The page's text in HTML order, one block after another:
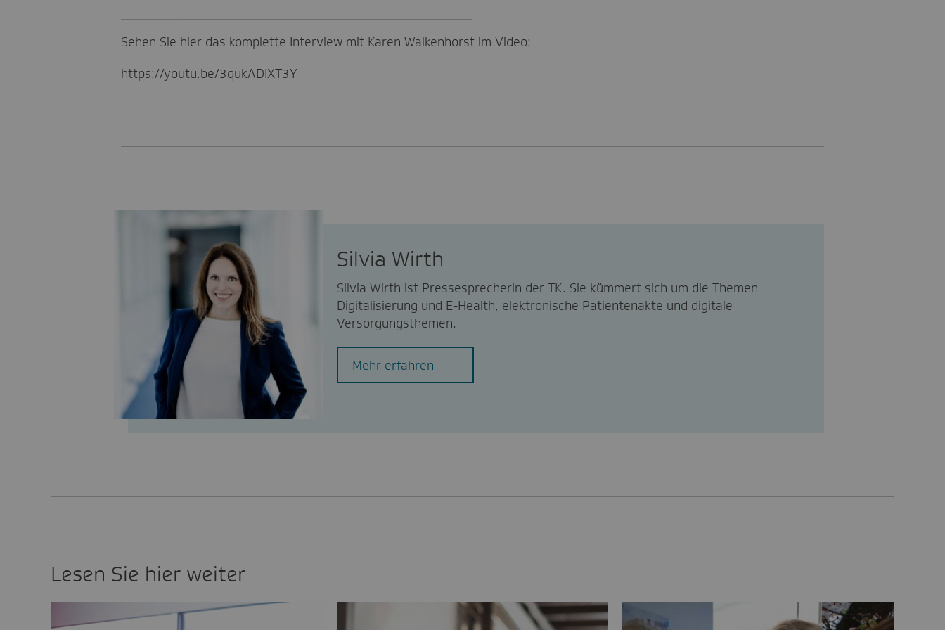
Sehen Sie hier das komplette Interview mit Karen Walkenhorst im Video:
https://youtu.be/3qukADIXT3Y
Silvia Wirth
Silvia Wirth ist Pressesprecherin der TK. Sie kümmert sich um die Themen
Digitalisierung und E-Health, elektronische Patientenakte und digitale
Versorgungsthemen.
Mehr erfahren
Lesen Sie hier weiter